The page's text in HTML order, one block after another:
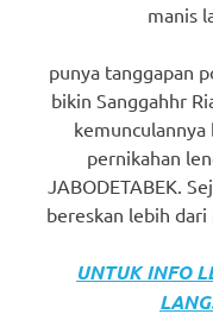
manis
punya tanggapan
bikin Sanggahhr
pernikahan
JABODETABEK.
bereskan lebih
UNTUK INFO